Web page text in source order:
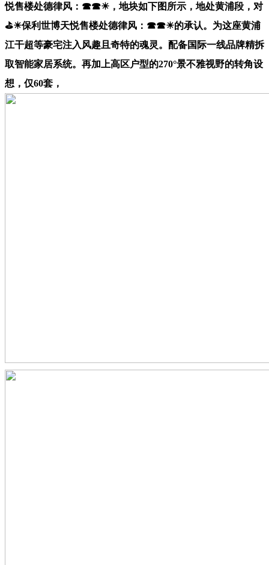
悦售楼处德律风：☎☎☀︎，地块如下图所示，地处黄浦段，对
⛳☀︎保利世博天悦售楼处德律风：☎☎☀︎的承认。为这座黄浦
江干超等豪宅注入风趣且奇特的魂灵。配备国际一线品牌精拆
取智能家居系统。再加上高区户型的270°景不雅视野的转角设
想，仅60套，